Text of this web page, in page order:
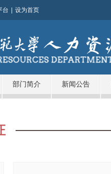
台 设为首页
部门简介 新闻公告